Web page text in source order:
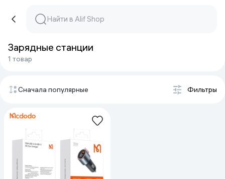
Зарядные станции
1 товар
Сначала популярные Фильтры